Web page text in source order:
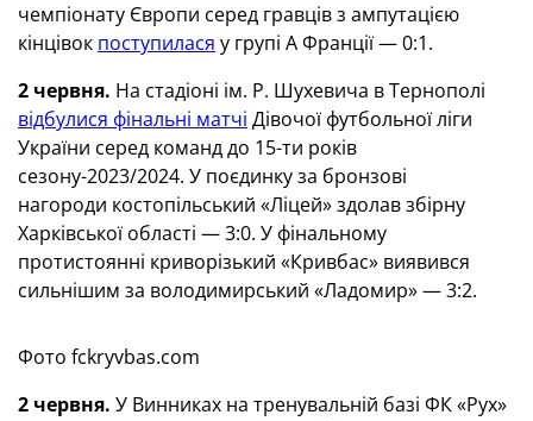
чемпіонату Європи серед гравців з ампутацією
кінцівок поступилася у групі А Франції — 0:1.
2 червня. На стадіоні ім. Р. Шухевича в Тернополі
відбулися фінальні матчі Дівочої футбольної ліги
України серед команд до 15-ти років
сезону-2023/2024. У поєдинку за бронзові
нагороди костопільський «Ліцей» здолав збірну
Харківської області — 3:0. У фінальному
протистоянні криворізький «Кривбас» виявився
сильнішим за володимирський «Ладомир» — 3:2.
Фото fckryvbas.com
2 червня. У Винниках на тренувальній базі ФК «Рух»